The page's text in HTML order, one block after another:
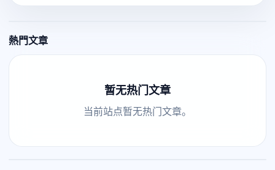
熱門文章
暂无热门文章
当前站点暂无热门文章。